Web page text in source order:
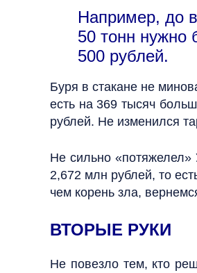
Например, до
50 тонн нужно
500 рублей.
Буря в стакане не
есть на 369 тысяч
рублей. Не изменился
Не сильно
2,672 млн рублей, то
чем корень зла,
ВТОРЫЕ РУКИ
Не повезло тем, кто